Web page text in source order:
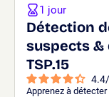
Détection
suspects &
TSP.15
4.4/
Apprenez à
1 jour